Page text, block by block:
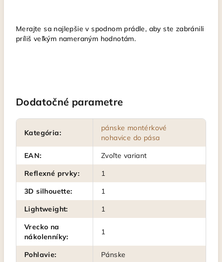
Merajte sa najlepšie v spodnom prádle, aby ste zabránili
príliš veľkým nameraným hodnotám.
Dodatočné parametre
Kategória:
pánske montérkové
nohavice do pása
EAN:
Zvoľte variant
Reflexné prvky:
1
3D silhouette:
1
Lightweight:
1
Vrecko na
nákolenníky:
1
Pohlavie:
Pánske